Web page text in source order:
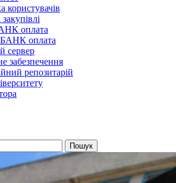
користувачів
оплата
оплата
сервер
забезпечення
репозитарій
Пошук